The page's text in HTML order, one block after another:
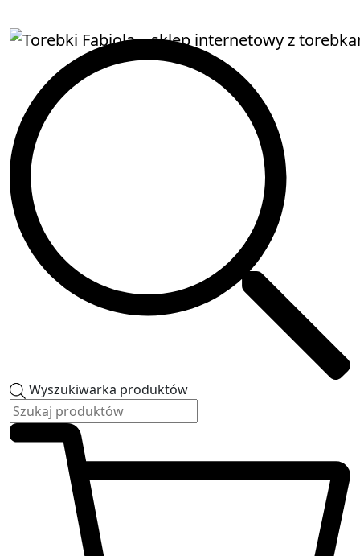
Wyszukiwarka produktów